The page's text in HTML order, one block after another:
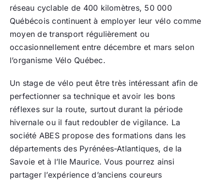
réseau cyclable de 400 kilomètres, 50 000
Québécois continuent à employer leur vélo comme
moyen de transport régulièrement ou
occasionnellement entre décembre et mars selon
l’organisme Vélo Québec.
Un stage de vélo peut être très intéressant afin de
perfectionner sa technique et avoir les bons
réflexes sur la route, surtout durant la période
hivernale ou il faut redoubler de vigilance. La
société ABES propose des formations dans les
départements des Pyrénées-Atlantiques, de la
Savoie et à l’Ile Maurice. Vous pourrez ainsi
partager l’expérience d’anciens coureurs